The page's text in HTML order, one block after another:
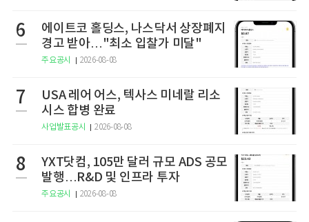
6
에이트코 홀딩스, 나스닥서 상장폐지
경고 받아…"최소 입찰가 미달"
주요공시 2026-08-08
7
USA 레어 어스, 텍사스 미네랄 리소
시스 합병 완료
사업발표공시 2026-08-08
8
YXT닷컴, 105만 달러 규모 ADS 공모
발행…R&D 및 인프라 투자
주요공시 2026-08-08